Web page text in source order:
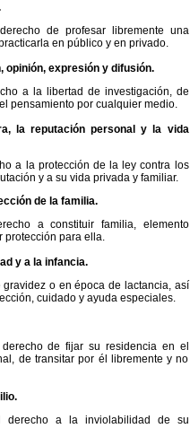
de profesar libremente una
en público y en privado.
opinión, expresión y difusión.
a la libertad de investigación, de
pensamiento por cualquier medio.
la reputación personal y la vida
a la protección de la ley contra los
y a su vida privada y familiar.
de la familia.
a constituir familia, elemento
protección para ella.
y a la infancia.
o en época de lactancia, así
cuidado y ayuda especiales.
de fijar su residencia en el
de transitar por él libremente y no
derecho a la inviolabilidad de su